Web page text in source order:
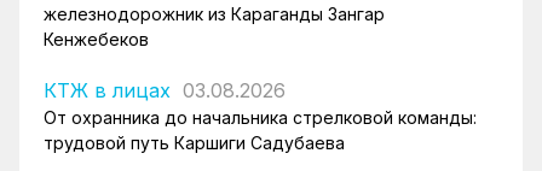
железнодорожник из Караганды Зангар
Кенжебеков
КТЖ в лицах 03.08.2026
От охранника до начальника стрелковой команды:
трудовой путь Каршиги Садубаева